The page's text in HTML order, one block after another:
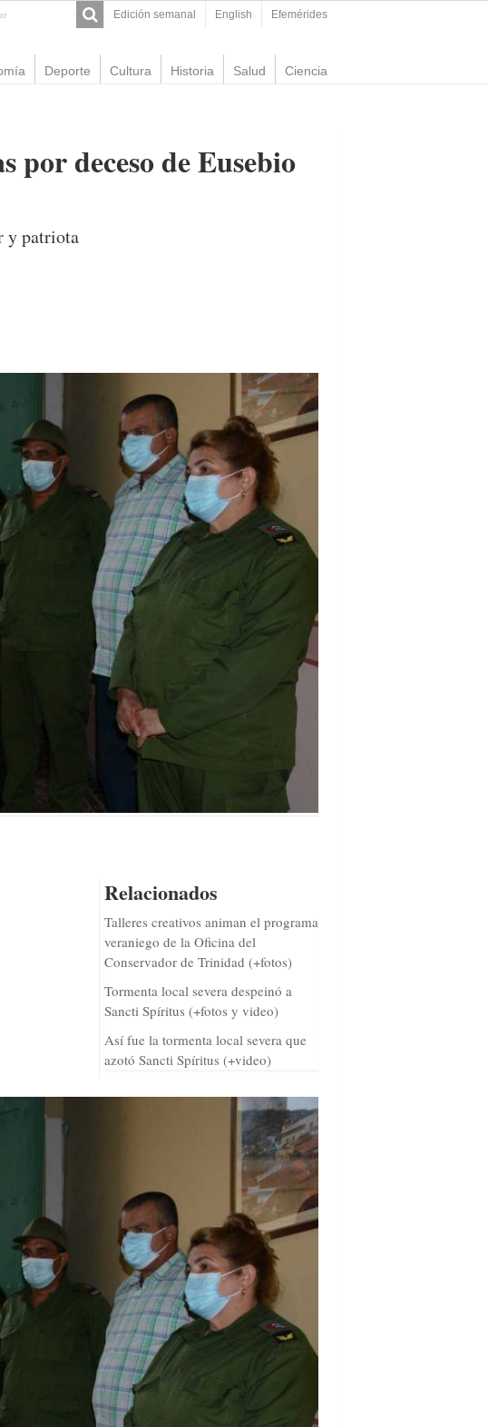
Edición semanal English Efemérides
Deporte Cultura Historia Salud Ciencia
deceso de Eusebio
y patriota
Relacionados
Talleres creativos animan el programa
veraniego de la Oficina del
Conservador de Trinidad (+fotos)
Tormenta local severa despeinó a
Sancti Spíritus (+fotos y video)
Así fue la tormenta local severa que
azotó Sancti Spíritus (+video)